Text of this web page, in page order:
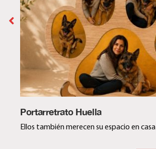
Portarretrato Huella
Ellos también merecen su espacio en casa